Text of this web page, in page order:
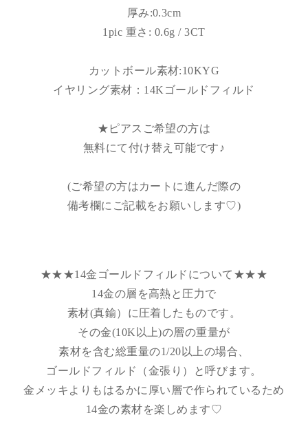
厚み:0.3cm
1pic 重さ: 0.6g / 3CT
カットボール素材:10KYG
イヤリング素材：14Kゴールドフィルド
★ピアスご希望の方は
無料にて付け替え可能です♪
(ご希望の方はカートに進んだ際の
備考欄にご記載をお願いします♡)
★★★14金ゴールドフィルドについて★★★
14金の層を高熱と圧力で
素材(真鍮）に圧着したものです。
その金(10K以上)の層の重量が
素材を含む総重量の1/20以上の場合、
ゴールドフィルド（金張り）と呼びます。
金メッキよりもはるかに厚い層で作られているため
14金の素材を楽しめます♡